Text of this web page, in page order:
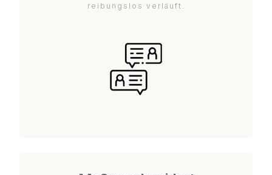
reibungslos verläuft.